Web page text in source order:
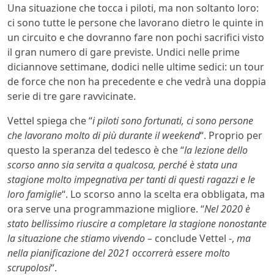
Una situazione che tocca i piloti, ma non soltanto loro:
ci sono tutte le persone che lavorano dietro le quinte in
un circuito e che dovranno fare non pochi sacrifici visto
il gran numero di gare previste. Undici nelle prime
diciannove settimane, dodici nelle ultime sedici: un tour
de force che non ha precedente e che vedrà una doppia
serie di tre gare ravvicinate.
Vettel spiega che “i piloti sono fortunati, ci sono persone
che lavorano molto di più durante il weekend“. Proprio per
questo la speranza del tedesco è che “la lezione dello
scorso anno sia servita a qualcosa, perché è stata una
stagione molto impegnativa per tanti di questi ragazzi e le
loro famiglie“. Lo scorso anno la scelta era obbligata, ma
ora serve una programmazione migliore. “Nel 2020 è
stato bellissimo riuscire a completare la stagione nonostante
la situazione che stiamo vivendo – conclude Vettel -, ma
nella pianificazione del 2021 occorrerà essere molto
scrupolosi“.